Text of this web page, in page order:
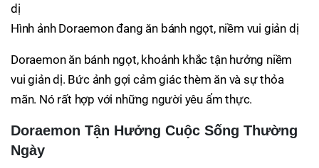
Hình ảnh Doraemon đang ăn bánh ngọt, niềm vui giản dị
Doraemon ăn bánh ngọt, khoảnh khắc tận hưởng niềm
vui giản dị. Bức ảnh gợi cảm giác thèm ăn và sự thỏa
mãn. Nó rất hợp với những người yêu ẩm thực.
Doraemon Tận Hưởng Cuộc Sống Thường
Ngày